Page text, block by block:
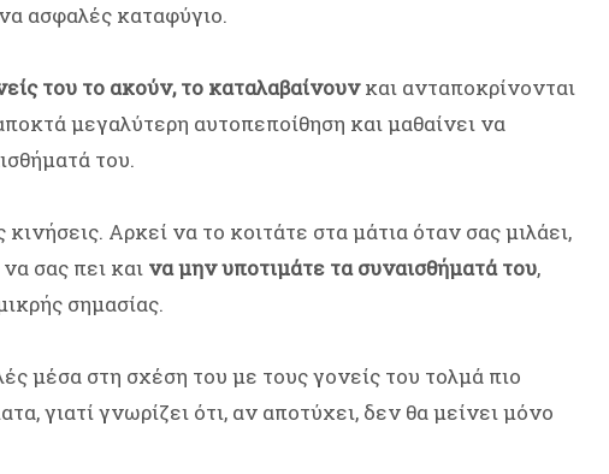
ασφαλές καταφύγιο.
του το ακούν, το καταλαβαίνουνκαι ανταποκρίνονται
μεγαλύτερη αυτοπεποίθηση και μαθαίνει να
του.
Αρκεί να το κοιτάτε στα μάτια όταν σας μιλάει,
σας πει και να μην υποτιμάτε τα συναισθήματά του,
σημασίας.
μέσα στη σχέση του με τους γονείς του τολμά πιο
γιατί γνωρίζει ότι, αν αποτύχει, δεν θα μείνει μόνο